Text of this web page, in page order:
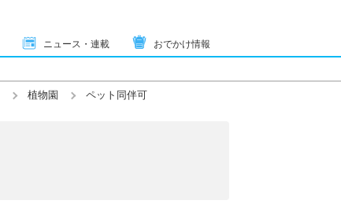
ニュース・連載 おでかけ情報
植物園 ペット同伴可